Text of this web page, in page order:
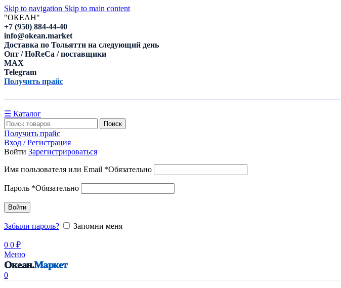
Skip to navigation Skip to main content
"ОКЕАН"
+7 (950) 884-44-40
info@okean.market
Доставка по Тольятти на следующий день
Опт / HoReCa / поставщики
MAX
Telegram
Получить прайс
☰ Каталог
Поиск
Получить прайс
Вход / Регистрация
Войти Зарегистрироваться
Имя пользователя или Email *Обязательно
Пароль *Обязательно
Войти
Забыли пароль? Запомни меня
0 0 ₽
Меню
Океан.Маркет
0